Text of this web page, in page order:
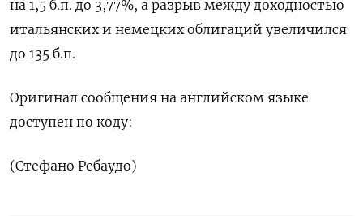
на 1,5 б.п. до 3,77%, а разрыв между доходностью
итальянских и немецких облигаций увеличился
до 135 б.п.
Оригинал сообщения на английском языке
доступен по коду:
(Стефано Ребаудо)